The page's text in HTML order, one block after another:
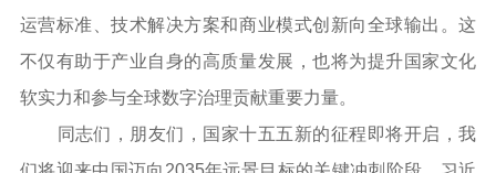
运营标准、技术解决方案和商业模式创新向全球输出。这
不仅有助于产业自身的高质量发展，也将为提升国家文化
软实力和参与全球数字治理贡献重要力量。
同志们，朋友们，国家十五五新的征程即将开启，我